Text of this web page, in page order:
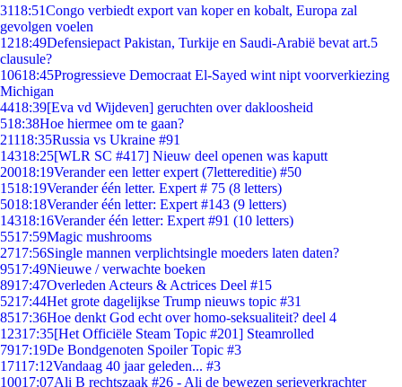
3118:51Congo verbiedt export van koper en kobalt, Europa zal
gevolgen voelen
1218:49Defensiepact Pakistan, Turkije en Saudi-Arabië bevat art.5
clausule?
10618:45Progressieve Democraat El-Sayed wint nipt voorverkiezing
Michigan
4418:39[Eva vd Wijdeven] geruchten over dakloosheid
518:38Hoe hiermee om te gaan?
21118:35Russia vs Ukraine #91
14318:25[WLR SC #417] Nieuw deel openen was kaputt
20018:19Verander een letter expert (7lettereditie) #50
1518:19Verander één letter. Expert # 75 (8 letters)
5018:18Verander één letter: Expert #143 (9 letters)
14318:16Verander één letter: Expert #91 (10 letters)
5517:59Magic mushrooms
2717:56Single mannen verplichtsingle moeders laten daten?
9517:49Nieuwe / verwachte boeken
8917:47Overleden Acteurs & Actrices Deel #15
5217:44Het grote dagelijkse Trump nieuws topic #31
8517:36Hoe denkt God echt over homo-seksualiteit? deel 4
12317:35[Het Officiële Steam Topic #201] Steamrolled
7917:19De Bondgenoten Spoiler Topic #3
17117:12Vandaag 40 jaar geleden... #3
10017:07Ali B rechtszaak #26 - Ali de bewezen serieverkrachter